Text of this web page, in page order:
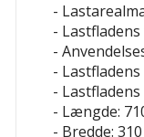
-
-
-
-
-
- Længde:
- Bredde: